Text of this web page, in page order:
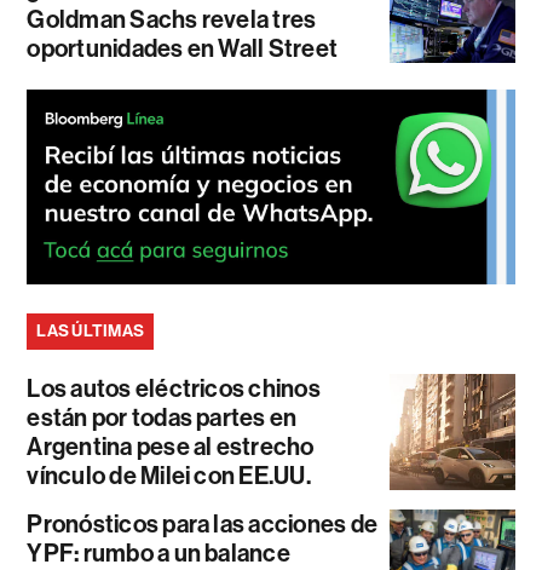
Goldman Sachs revela tres
oportunidades en Wall Street
LAS ÚLTIMAS
Los autos eléctricos chinos
están por todas partes en
Argentina pese al estrecho
vínculo de Milei con EE.UU.
Pronósticos para las acciones de
YPF: rumbo a un balance